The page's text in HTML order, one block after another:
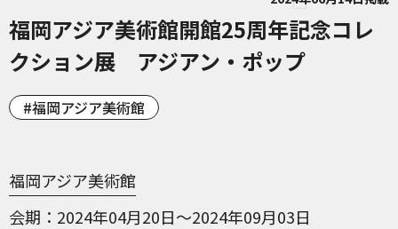
福岡アジア美術館開館25周年記念コレ
クション展 アジアン・ポップ
福岡アジア美術館
福岡アジア美術館
会期
2024年04月20日～2024年09月03日